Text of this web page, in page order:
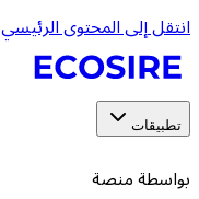
انتقل إلى المحتوى الرئيسي
تطبيقات
بواسطة منصة